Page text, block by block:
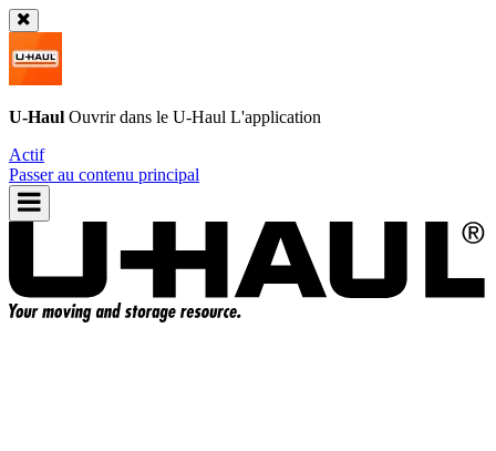
U-Haul Ouvrir dans le U-Haul L'application
Actif
Passer au contenu principal